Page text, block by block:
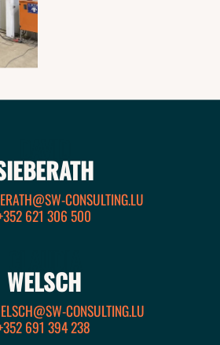
CONSULTING.LU
621 306 500
WELSCH
CONSULTING.LU
691 394 238